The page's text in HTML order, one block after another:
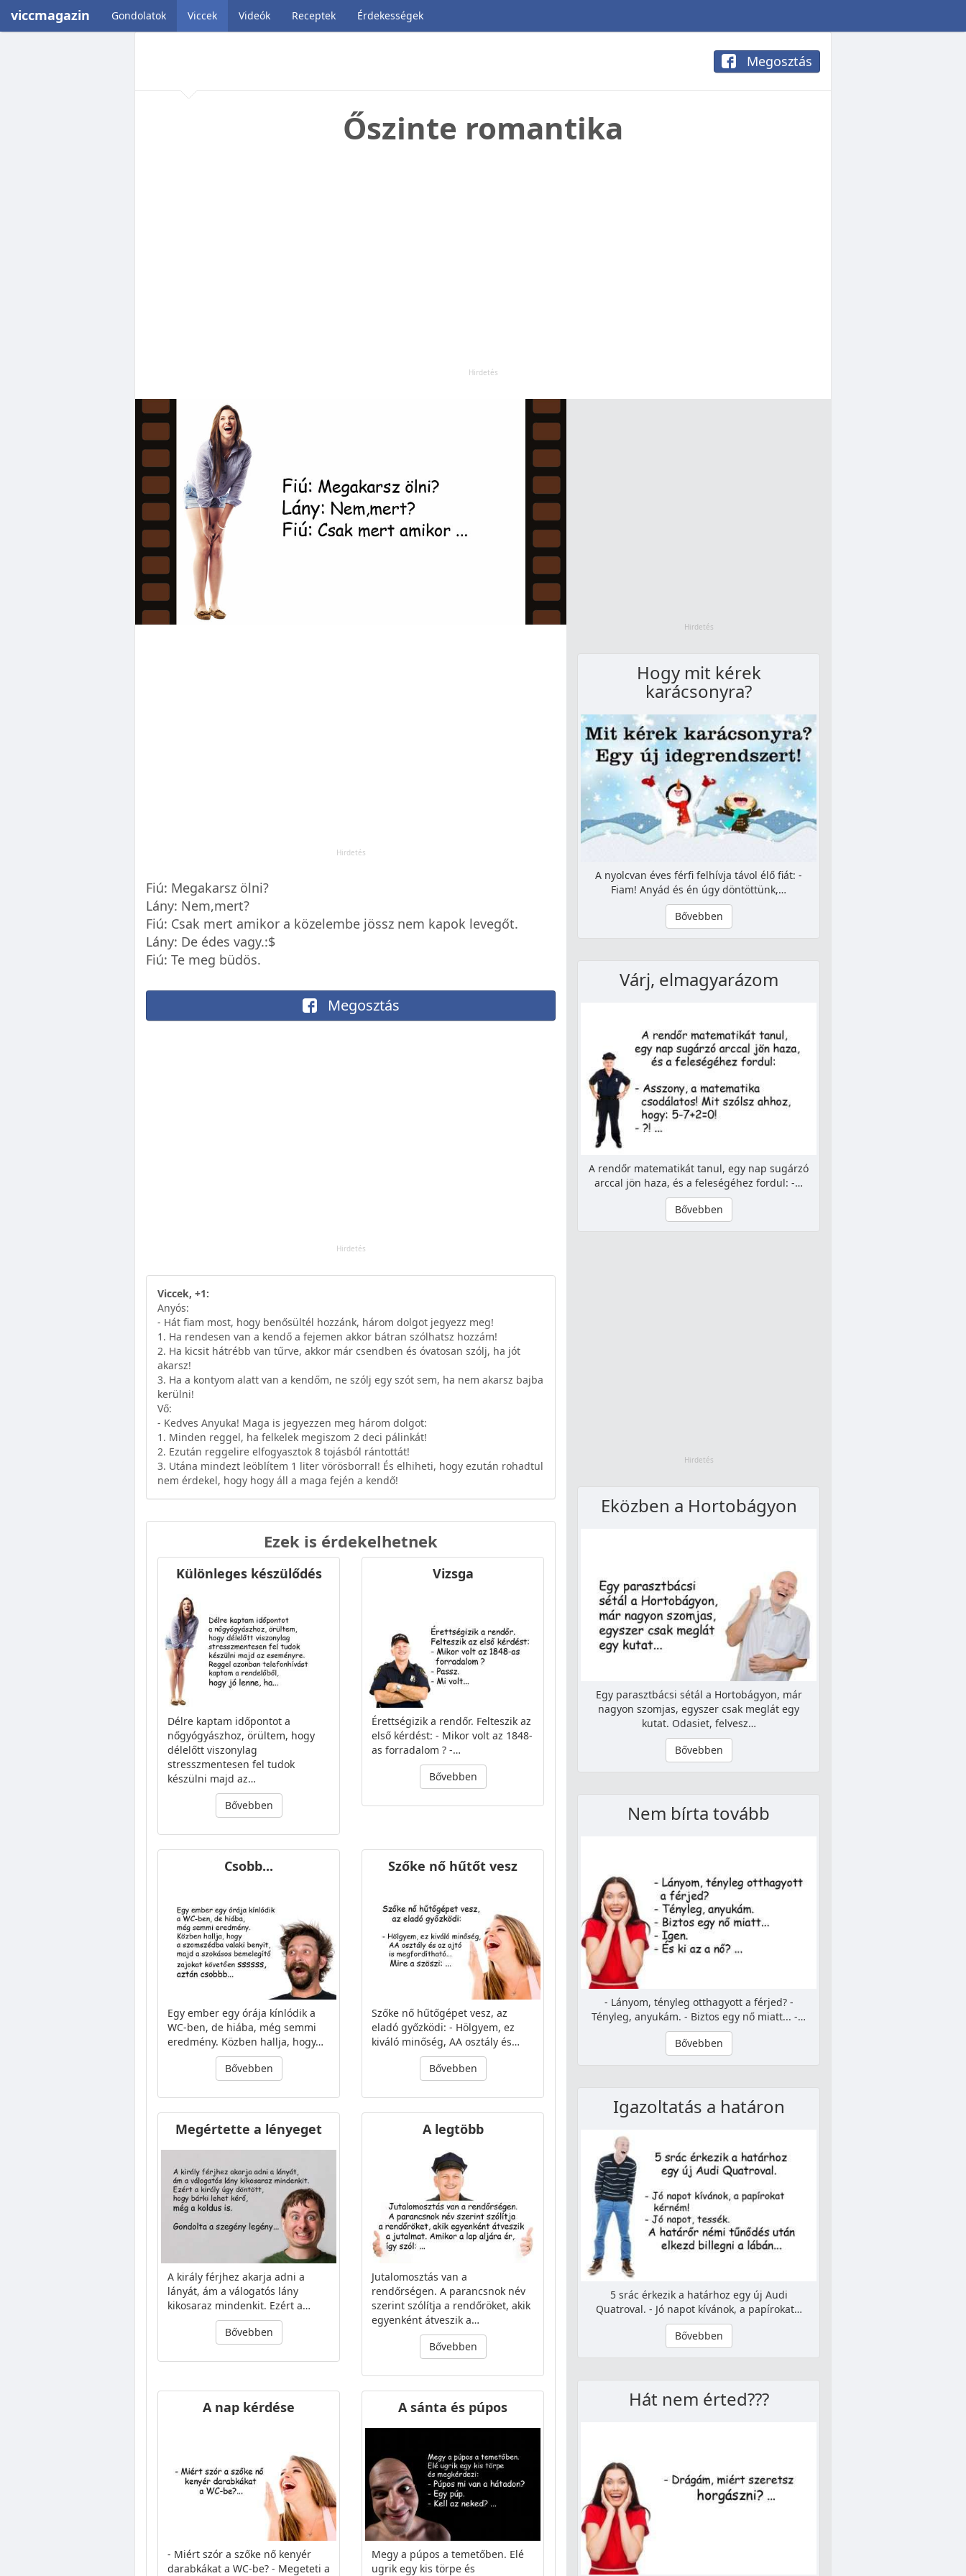
viccmagazin Gondolatok Viccek Videók Receptek Érdekességek
Megosztás
Őszinte romantika
Fiú: Megakarsz ölni?
Lány: Nem,mert?
Fiú: Csak mert amikor a közelembe jössz nem kapok levegőt.
Lány: De édes vagy.:$
Fiú: Te meg büdös.
Megosztás
Viccek, +1:
Anyós:
- Hát fiam most, hogy benősültél hozzánk, három dolgot jegyezz meg!
1. Ha rendesen van a kendő a fejemen akkor bátran szólhatsz hozzám!
2. Ha kicsit hátrébb van tűrve, akkor már csendben és óvatosan szólj, ha jót
akarsz!
3. Ha a kontyom alatt van a kendőm, ne szólj egy szót sem, ha nem akarsz bajba
kerülni!
Vő:
- Kedves Anyuka! Maga is jegyezzen meg három dolgot:
1. Minden reggel, ha felkelek megiszom 2 deci pálinkát!
2. Ezután reggelire elfogyasztok 8 tojásból rántottát!
3. Utána mindezt leöblítem 1 liter vörösborral! És elhiheti, hogy ezután rohadtul
nem érdekel, hogy hogy áll a maga fején a kendő!
Ezek is érdekelhetnek
Különleges készülődés
Délre kaptam időpontot a
nőgyógyászhoz, örültem, hogy
délelőtt viszonylag
stresszmentesen fel tudok
készülni majd az…
Bővebben
Vizsga
Érettségizik a rendőr. Felteszik az
első kérdést: - Mikor volt az 1848-
as forradalom ? -…
Bővebben
Csobb...
Egy ember egy órája kínlódik a
WC-ben, de hiába, még semmi
eredmény. Közben hallja, hogy…
Bővebben
Szőke nő hűtőt vesz
Szőke nő hűtőgépet vesz, az
eladó győzködi: - Hölgyem, ez
kiváló minőség, AA osztály és…
Bővebben
Megértette a lényeget
A király férjhez akarja adni a
lányát, ám a válogatós lány
kikosaraz mindenkit. Ezért a…
Bővebben
A legtöbb
Jutalomosztás van a
rendőrségen. A parancsnok név
szerint szólítja a rendőröket, akik
egyenként átveszik a…
Bővebben
A nap kérdése
- Miért szór a szőke nő kenyér
darabkákat a WC-be? - Megeteti a
A sánta és púpos
Megy a púpos a temetőben. Elé
ugrik egy kis törpe és
Hogy mit kérek
karácsonyra?
A nyolcvan éves férfi felhí­vja távol élő fiát: -
Fiam! Anyád és én úgy döntöttünk,…
Bővebben
Várj, elmagyarázom
A rendőr matematikát tanul, egy nap sugárzó
arccal jön haza, és a feleségéhez fordul: -…
Bővebben
Eközben a Hortobágyon
Egy parasztbácsi sétál a Hortobágyon, már
nagyon szomjas, egyszer csak meglát egy
kutat. Odasiet, felvesz…
Bővebben
Nem bírta tovább
- Lányom, tényleg otthagyott a férjed? -
Tényleg, anyukám. - Biztos egy nő miatt... -…
Bővebben
Igazoltatás a határon
5 srác érkezik a határhoz egy új Audi
Quatroval. - Jó napot kívánok, a papírokat…
Bővebben
Hát nem érted???